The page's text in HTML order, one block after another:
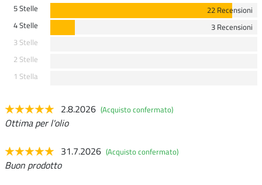
5 Stelle
22 Recensioni
4 Stelle
3 Recensioni
3 Stelle
2 Stelle
1 Stella
2.8.2026 (Acquisto confermato)
Ottima per l'olio
31.7.2026 (Acquisto confermato)
Buon prodotto